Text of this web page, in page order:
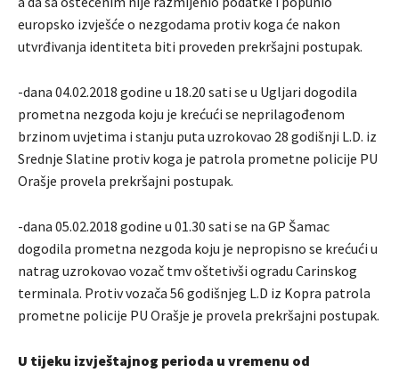
europsko izvješće o nezgodama protiv koga će nakon
utvrđivanja identiteta biti proveden prekršajni postupak.
-dana 04.02.2018 godine u 18.20 sati se u Ugljari dogodila
prometna nezgoda koju je krećući se neprilagođenom
brzinom uvjetima i stanju puta uzrokovao 28 godišnji L.D. iz
Srednje Slatine protiv koga je patrola prometne policije PU
Orašje provela prekršajni postupak.
-dana 05.02.2018 godine u 01.30 sati se na GP Šamac
dogodila prometna nezgoda koju je nepropisno se krećući u
natrag uzrokovao vozač tmv oštetivši ogradu Carinskog
terminala. Protiv vozača 56 godišnjeg L.D iz Kopra patrola
prometne policije PU Orašje je provela prekršajni postupak.
U tijeku izvještajnog perioda u vremenu od